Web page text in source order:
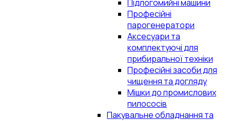
Підлогомийні машини
Професійні
парогенератори
Аксесуари та
комплектуючі для
прибиральної техніки
Професійні засоби для
чищення та догляду
Мішки до промислових
пилососів
Пакувальне обладнання та